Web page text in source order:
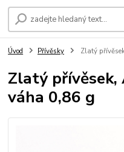
Úvod Přívěsky Zlatý
Zlatý
váha 0,86 g